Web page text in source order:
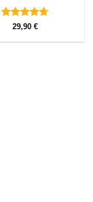
Note4.67
29,90 €